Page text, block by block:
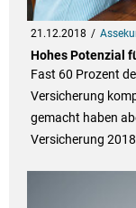
21.12.2018
Hohes Potenzial
Fast 60 Prozent
Versicherung
gemacht haben
Versicherung